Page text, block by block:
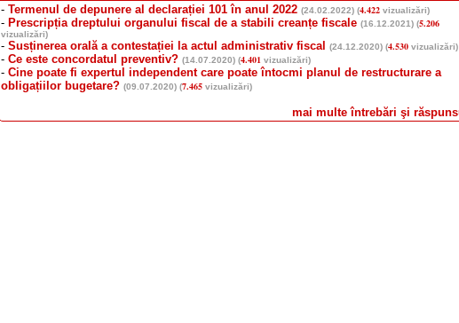
- Termenul de depunere al declarației 101 în anul 2022 (24.02.2022) (4.422 vizualizări)
- Prescripția dreptului organului fiscal de a stabili creanțe fiscale (16.12.2021) (5.206
vizualizări)
- Susținerea orală a contestației la actul administrativ fiscal (24.12.2020) (4.530 vizualizări)
- Ce este concordatul preventiv? (14.07.2020) (4.401 vizualizări)
- Cine poate fi expertul independent care poate întocmi planul de restructurare a
obligațiilor bugetare? (09.07.2020) (7.465 vizualizări)
mai multe întrebări şi